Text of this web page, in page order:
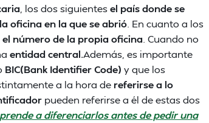
, los dos siguientesel país donde se
oficina en la que se abrió . En cuanto a los
el número de la propia oficina . Cuando no
entidad central.Además, es importante
BIC(Bank Identifier Code) y que los
a la hora de referirse a lo
pueden referirse a él de estas dos
a diferenciarlos antes de pedir una